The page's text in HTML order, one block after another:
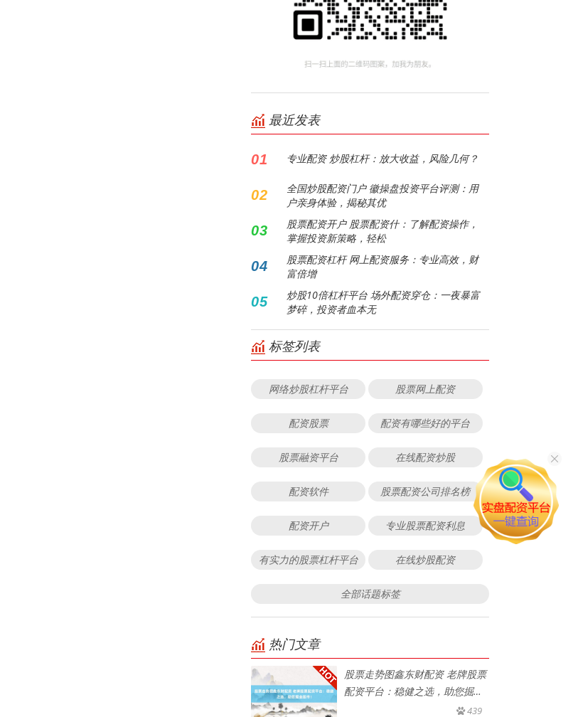
最近发表
01 专业配资 炒股杠杆：放大收益，风险几何？
02
全国炒股配资门户 徽操盘投资平台评测：用
户亲身体验，揭秘其优
03
股票配资开户 股票配资什：了解配资操作，
掌握投资新策略，轻松
04
股票配资杠杆 网上配资服务：专业高效，财
富倍增
05
炒股10倍杠杆平台 场外配资穿仓：一夜暴富
梦碎，投资者血本无
标签列表
网络炒股杠杆平台 股票网上配资
配资股票 配资有哪些好的平台
股票融资平台 在线配资炒股
配资软件 股票配资公司排名榜
配资开户 专业股票配资利息
有实力的股票杠杆平台 在线炒股配资
全部话题标签
热门文章
股票走势图鑫东财配资 老牌股票
配资平台：稳健之选，助您掘金
439